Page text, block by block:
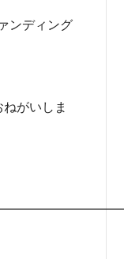
ンディング
がいしま